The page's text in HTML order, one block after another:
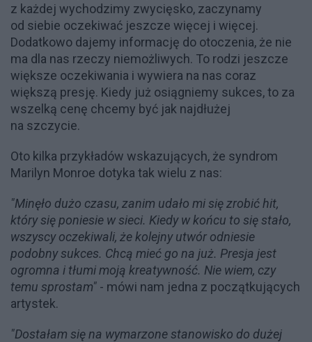
z każdej wychodzimy zwycięsko, zaczynamy
od siebie oczekiwać jeszcze więcej i więcej.
Dodatkowo dajemy informację do otoczenia, że nie
ma dla nas rzeczy niemożliwych. To rodzi jeszcze
większe oczekiwania i wywiera na nas coraz
większą presję. Kiedy już osiągniemy sukces, to za
wszelką cenę chcemy być jak najdłużej
na szczycie.
Oto kilka przykładów wskazujących, że syndrom
Marilyn Monroe dotyka tak wielu z nas:
"Minęło dużo czasu, zanim udało mi się zrobić hit,
który się poniesie w sieci. Kiedy w końcu to się stało,
wszyscy oczekiwali, że kolejny utwór odniesie
podobny sukces. Chcą mieć go na już. Presja jest
ogromna i tłumi moją kreatywność. Nie wiem, czy
temu sprostam" - mówi nam jedna z początkujących
artystek.
"Dostałam się na wymarzone stanowisko do dużej